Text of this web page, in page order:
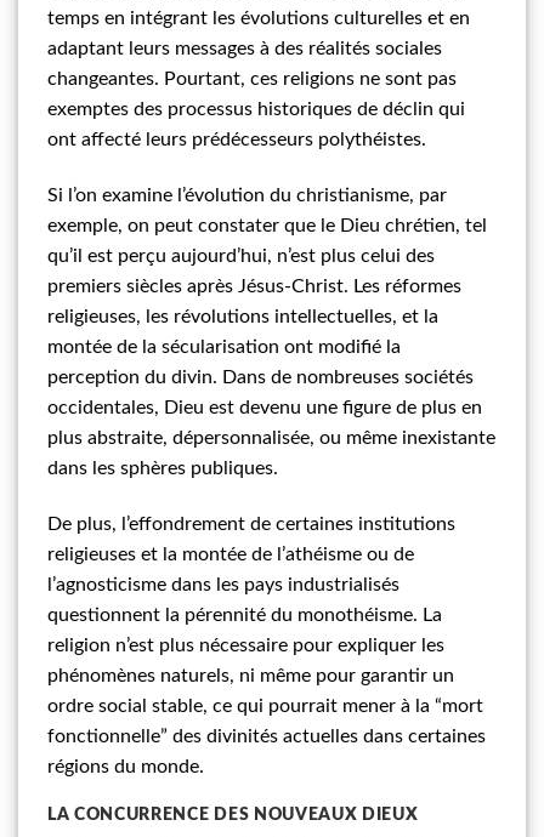
temps en intégrant les évolutions culturelles et en
adaptant leurs messages à des réalités sociales
changeantes. Pourtant, ces religions ne sont pas
exemptes des processus historiques de déclin qui
ont affecté leurs prédécesseurs polythéistes.
Si l’on examine l’évolution du christianisme, par
exemple, on peut constater que le Dieu chrétien, tel
qu’il est perçu aujourd’hui, n’est plus celui des
premiers siècles après Jésus-Christ. Les réformes
religieuses, les révolutions intellectuelles, et la
montée de la sécularisation ont modifié la
perception du divin. Dans de nombreuses sociétés
occidentales, Dieu est devenu une figure de plus en
plus abstraite, dépersonnalisée, ou même inexistante
dans les sphères publiques.
De plus, l’effondrement de certaines institutions
religieuses et la montée de l’athéisme ou de
l’agnosticisme dans les pays industrialisés
questionnent la pérennité du monothéisme. La
religion n’est plus nécessaire pour expliquer les
phénomènes naturels, ni même pour garantir un
ordre social stable, ce qui pourrait mener à la “mort
fonctionnelle” des divinités actuelles dans certaines
régions du monde.
LA CONCURRENCE DES NOUVEAUX DIEUX